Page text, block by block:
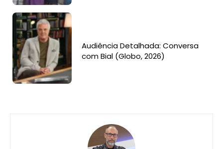
Audiência Detalhada: Conversa
com Bial (Globo, 2026)